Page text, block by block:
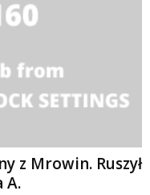
z Mrowin. Ruszył
A.